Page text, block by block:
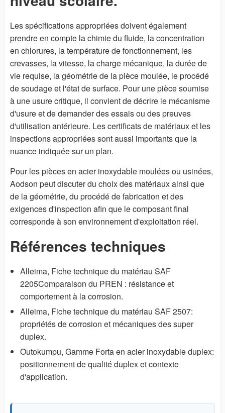
Les spécifications appropriées doivent également
prendre en compte la chimie du fluide, la concentration
en chlorures, la température de fonctionnement, les
crevasses, la vitesse, la charge mécanique, la durée de
vie requise, la géométrie de la pièce moulée, le procédé
de soudage et l'état de surface. Pour une pièce soumise
à une usure critique, il convient de décrire le mécanisme
d'usure et de demander des essais ou des preuves
d'utilisation antérieure. Les certificats de matériaux et les
inspections appropriées sont aussi importants que la
nuance indiquée sur un plan.
Pour les pièces en acier inoxydable moulées ou usinées,
Aodson peut discuter du choix des matériaux ainsi que
de la géométrie, du procédé de fabrication et des
exigences d'inspection afin que le composant final
corresponde à son environnement d'exploitation réel.
Références techniques
Alleima, Fiche technique du matériau SAF
2205Comparaison du PREN : résistance et
comportement à la corrosion.
Alleima, Fiche technique du matériau SAF 2507:
propriétés de corrosion et mécaniques des super
duplex.
Outokumpu, Gamme Forta en acier inoxydable duplex:
positionnement de qualité duplex et contexte
d'application.